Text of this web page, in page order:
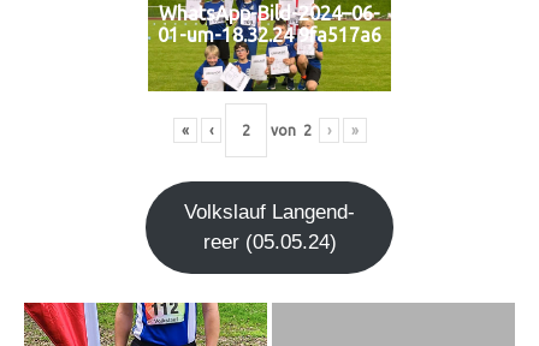
WhatsApp-Bild-2024–06-
01-um-18.32.24 9fa517a6
« ‹ von 2 › »
Volks­lauf Lan­gen­d­
re­er (05.05.24)